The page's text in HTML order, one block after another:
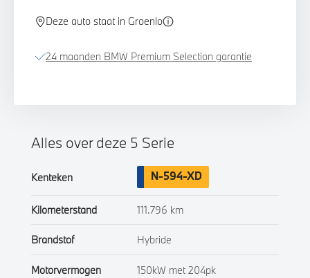
Deze auto staat in Groenlo
24 maanden BMW Premium Selection garantie
Alles over deze 5 Serie
Kenteken N-594-XD
Kilometerstand 111.796 km
Brandstof Hybride
Motorvermogen 150kW met 204pk